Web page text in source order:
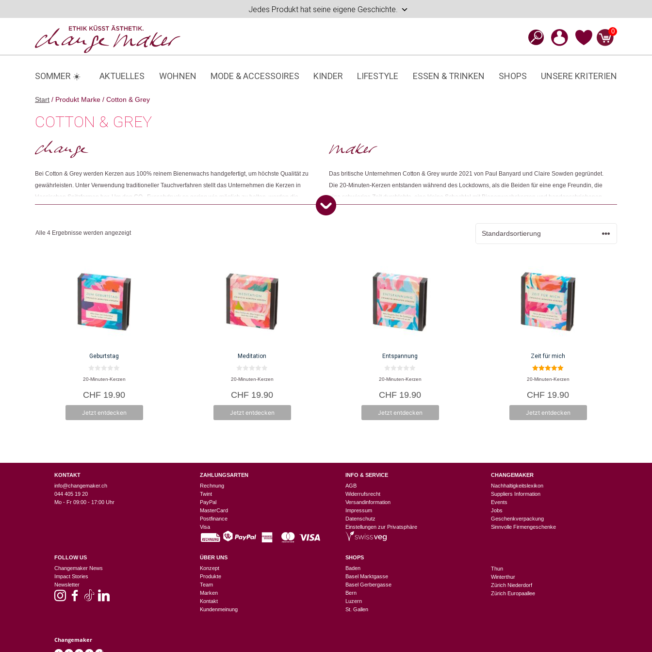
Jedes Produkt hat seine eigene Geschichte.
0
SOMMER ☀️ AKTUELLES WOHNEN MODE & ACCESSOIRES KINDER LIFESTYLE ESSEN & TRINKEN SHOPS UNSERE KRITERIEN
Start / Produkt Marke / Cotton & Grey
COTTON & GREY
Bei Cotton & Grey werden Kerzen aus 100% reinem Bienenwachs handgefertigt, um höchste Qualität zu
gewährleisten. Unter Verwendung traditioneller Tauchverfahren stellt das Unternehmen die Kerzen in
klassischen Spitzformen her. Um den CO
-Fussabdruck so gering wie möglich zu halten, werden die
Das britische Unternehmen Cotton & Grey wurde 2021 von Paul Banyard und Claire Sowden gegründet.
Die 20-Minuten-Kerzen entstanden während des Lockdowns, als die Beiden für eine enge Freundin, die
eine schwierige Zeit durchlebte, eine kleine Schachtel mit Bienenwachskerzen und handgeschriebenen
Affirmationskarten zusammenstellten. Das liebevolle Geschenk half ihr, sich zu entspannen und ihr
Alle 4 Ergebnisse werden angezeigt
Geburtstag
0
v
n
5
20-Minuten-Kerzen
CHF 19.90
Jetzt entdecken
Meditation
0
v
n
5
20-Minuten-Kerzen
CHF 19.90
Jetzt entdecken
Entspannung
0
v
n
5
20-Minuten-Kerzen
CHF 19.90
Jetzt entdecken
Zeit für mich
von 5
20-Minuten-Kerzen
CHF 19.90
Jetzt entdecken
KONTAKT
info@changemaker.ch
044 405 19 20
Mo - Fr 09:00 - 17:00 Uhr
FOLLOW US
Changemaker News
Impact Stories
Newsletter
Changemaker
ZAHLUNGSARTEN
Rechnung
Twint
PayPal
MasterCard
Postfinance
Visa
ÜBER UNS
Konzept
Produkte
Team
Marken
Kontakt
Kundenmeinung
INFO & SERVICE
AGB
Widerrufsrecht
Versandinformation
Impressum
Datenschutz
Einstellungen zur Privatsphäre
SHOPS
Baden
Basel Marktgasse
Basel Gerbergasse
Bern
Luzern
St. Gallen
CHANGEMAKER
Nachhaltigkeitslexikon
Suppliers Information
Events
Jobs
Geschenkverpackung
Sinnvolle Firmengeschenke
Thun
Winterthur
Zürich Niederdorf
Zürich Europaallee